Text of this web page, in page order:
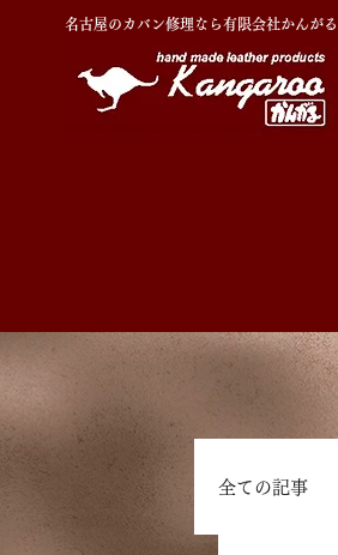
名古屋のカバン修理なら有限会社かんがる
全ての記事